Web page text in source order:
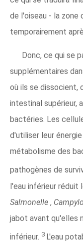
de l'oiseau - la zone
temporairement
Donc, ce qui se
supplémentaires
où ils se dissocient,
intestinal supérieur,
bactéries. Les
d'utiliser leur
métabolisme des
pathogènes de
l'eau inférieur réduit
Salmonelle ,
jabot avant qu'elles
inférieur. 3 L'eau